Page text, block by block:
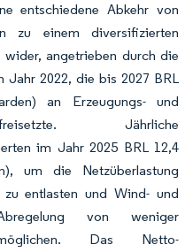
entschiedene Abkehr von
zu einem diversifizierten
angetrieben durch die
Jahr 2022, die bis 2027 BRL
an Erzeugungs- und
Jährliche
im Jahr 2025 BRL 12,4
um die Netzüberlastung
entlasten und Wind- und
von weniger
Das Netto-